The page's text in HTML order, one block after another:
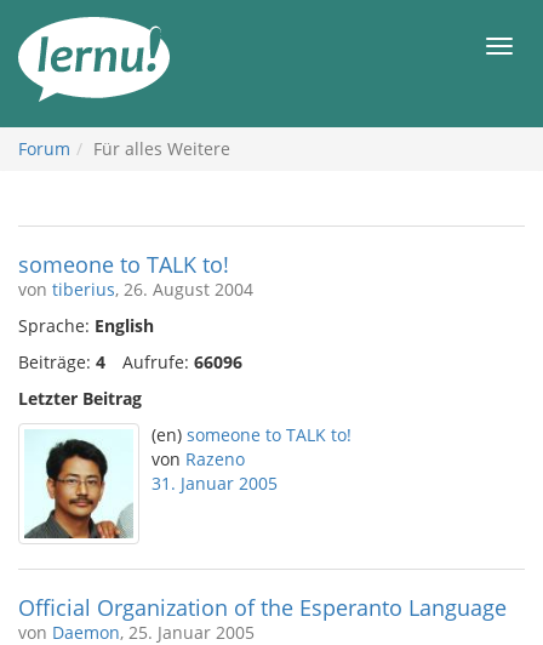
Inhalt
Forum Für alles Weitere
someone to TALK to!
von tiberius, 26. August 2004
Sprache: English
Beiträge: 4 Aufrufe: 66096
Letzter Beitrag
(en) someone to TALK to!
von Razeno
31. Januar 2005
Official Organization of the Esperanto Language
von Daemon, 25. Januar 2005